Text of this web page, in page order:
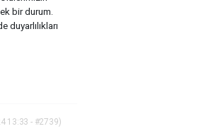
bir durum.
duyarlılıkları
13:33 - #2739)